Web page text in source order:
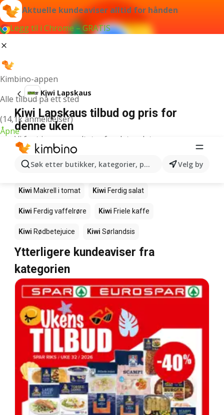
Aktuelle kundeaviser alltid for hånden
Legg til i Chrome – GRATIS
Kimbino-appen
Alle tilbud på ett sted
(14,1k anmeldelser)
Åpne
Søk etter butikker, kategorier, produkter...Velg by
Kiwi Lapskaus
Kiwi Lapskaus tilbud og pris for
denne uken
Vi fant ingen resultater for det ordet.
Andre produkter i butikkene Kiwi
Kiwi Fårikålkjøtt
Kiwi Makrell i tomat Kiwi Ferdig salat
Kiwi Ferdig vaffelrøre Kiwi Friele kaffe
Kiwi Rødbetejuice Kiwi Sørlandsis
Ytterligere kundeaviser fra
kategorien